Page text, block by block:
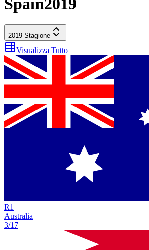
2019 Stagione
Visualizza Tutto
R1
Australia
3/17